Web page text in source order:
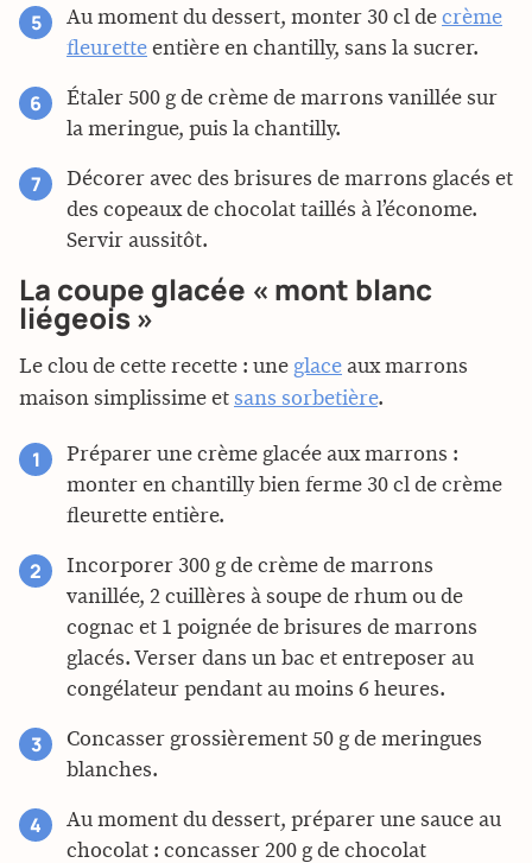
Au moment du dessert, monter 30 cl de crème
fleurette entière en chantilly, sans la sucrer.
Étaler 500 g de crème de marrons vanillée sur
la meringue, puis la chantilly.
Décorer avec des brisures de marrons glacés et
des copeaux de chocolat taillés à l’économe.
Servir aussitôt.
La coupe glacée « mont blanc
liégeois »
Le clou de cette recette : une glace aux marrons
maison simplissime et sans sorbetière.
Préparer une crème glacée aux marrons :
monter en chantilly bien ferme 30 cl de crème
fleurette entière.
Incorporer 300 g de crème de marrons
vanillée, 2 cuillères à soupe de rhum ou de
cognac et 1 poignée de brisures de marrons
glacés. Verser dans un bac et entreposer au
congélateur pendant au moins 6 heures.
Concasser grossièrement 50 g de meringues
blanches.
Au moment du dessert, préparer une sauce au
chocolat : concasser 200 g de chocolat